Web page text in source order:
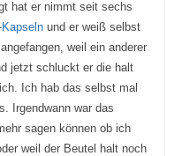
hat er nimmt seit sechs
Kapselnund er weiß selbst
weil ein anderer
jetzt schluckt er die halt
Ich hab das selbst mal
Irgendwann war das
sagen können ob ich
weil der Beutel halt noch